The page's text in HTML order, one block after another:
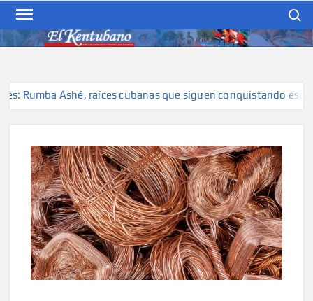
Skip
content
hispana de Kentucky
Ashé, raíces cubanas que siguen conquistando